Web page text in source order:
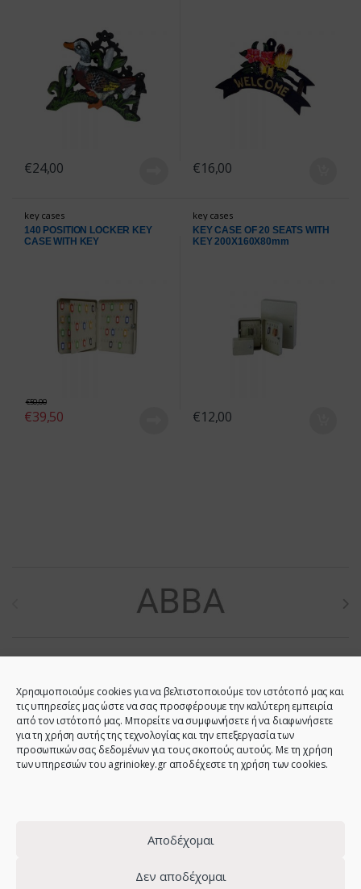
Χρησιμοποιούμε cookies για να βελτιστοποιούμε τον ιστότοπό μας και
τις υπηρεσίες μας ώστε να σας προσφέρουμε την καλύτερη εμπειρία
από τον ιστότοπό μας. Μπορείτε να συμφωνήσετε ή να διαφωνήσετε
για τη χρήση αυτής της τεχνολογίας και την επεξεργασία των
προσωπικών σας δεδομένων για τους σκοπούς αυτούς. Με τη χρήση
των υπηρεσιών του agriniokey.gr αποδέχεστε τη χρήση των cookies.
Αποδέχομαι
Δεν αποδέχομαι
€24,00 €16,00
key cases
140 POSITION LOCKER KEY
CASE WITH KEY
€39,50
€50,00
key cases
KEY CASE OF 20 SEATS WITH
KEY 200Χ160Χ80mm
€12,00
Do you have any question?
2641023001 -
6980907808